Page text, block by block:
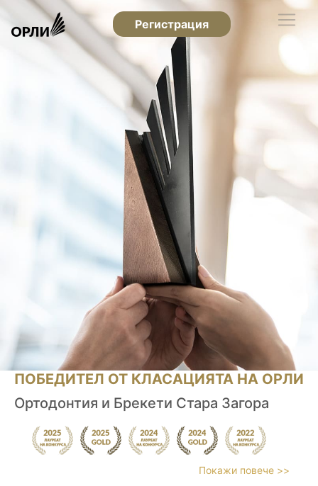
Регистрация
ПОБЕДИТЕЛ ОТ КЛАСАЦИЯТА НА ОРЛИ
Ортодонтия и Брекети Стара Загора
Покажи повече >>